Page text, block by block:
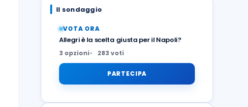
Il sondaggio
VOTA ORA
Allegri è la scelta giusta per il Napoli?
3 opzioni 283 voti
PARTECIPA